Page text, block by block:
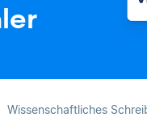
Wissenschaftliches